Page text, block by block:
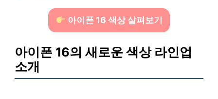
아이폰 16 색상 살펴보기
아이폰 16의 새로운 색상 라인업
소개